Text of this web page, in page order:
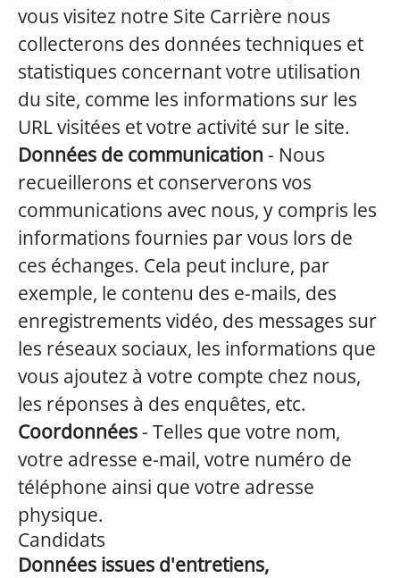
vous visitez notre Site Carrière nous
collecterons des données techniques et
statistiques concernant votre utilisation
du site, comme les informations sur les
URL visitées et votre activité sur le site.
Données de communication - Nous
recueillerons et conserverons vos
communications avec nous, y compris les
informations fournies par vous lors de
ces échanges. Cela peut inclure, par
exemple, le contenu des e-mails, des
enregistrements vidéo, des messages sur
les réseaux sociaux, les informations que
vous ajoutez à votre compte chez nous,
les réponses à des enquêtes, etc.
Coordonnées- Telles que votre nom,
votre adresse e-mail, votre numéro de
téléphone ainsi que votre adresse
physique.
Candidats
Données issues d'entretiens,